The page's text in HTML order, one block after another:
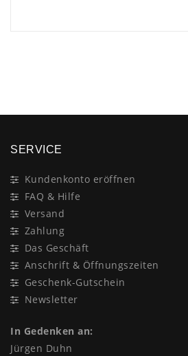
SERVICE
Kundenkonto eröffnen
FAQ & Hilfe
Versand
Zahlung
Das Geschäft
Anschrift & Öffnungszeiten
Geschenk-Gutschein
Newsletter
In Gedenken an:
Jürgen Duhn